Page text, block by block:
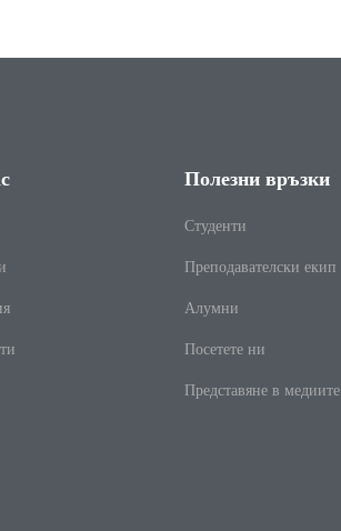
Полезни връзки
Студенти
Преподавателски екип
Алумни
Посетете ни
Представяне в медиите